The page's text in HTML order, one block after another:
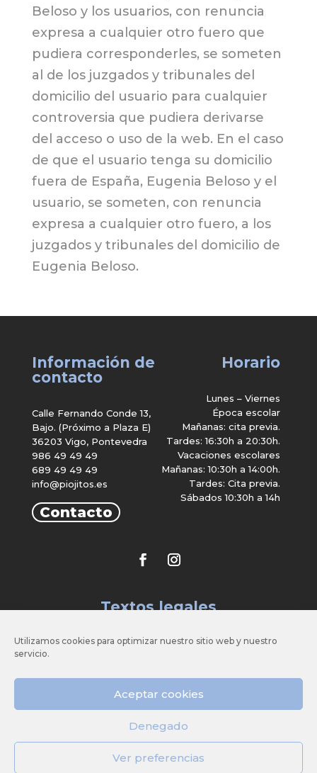
Utilizamos cookies para optimizar nuestro sitio web y nuestro
servicio.
Aceptar cookies
Denegado
Ver preferencias
Beloso y los usuarios, con renuncia
expresa a cualquier otro fuero que
pudiera corresponderles, se someten
al de los juzgados y tribunales del
domicilio del usuario para cualquier
controversia que pudiera derivarse
del acceso o uso de la web. En el caso
de que el usuario tenga su domicilio
fuera de España, Eugenia Beloso y el
usuario, se someten, con renuncia
expresa a cualquier otro fuero, a los
juzgados y tribunales del domicilio de
Eugenia Beloso.
Información de
contacto
Calle Fernando Conde 13,
Bajo. (Próximo a Plaza E)
36203 Vigo, Pontevedra
986 49 49 49
689 49 49 49
info@piojitos.es
Contacto
Horario
Lunes – Viernes
Época escolar
Mañanas: cita previa.
Tardes: 16:30h a 20:30h.
Vacaciones escolares
Mañanas: 10:30h a 14:00h.
Tardes: Cita previa.
Sábados 10:30h a 14h
Textos legales
Aviso legal
Diseño Web